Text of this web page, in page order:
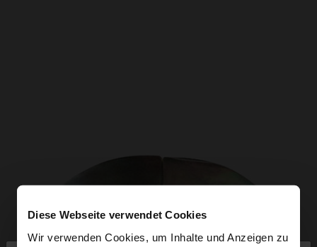
Diese Webseite verwendet Cookies
Wir verwenden Cookies, um Inhalte und Anzeigen zu